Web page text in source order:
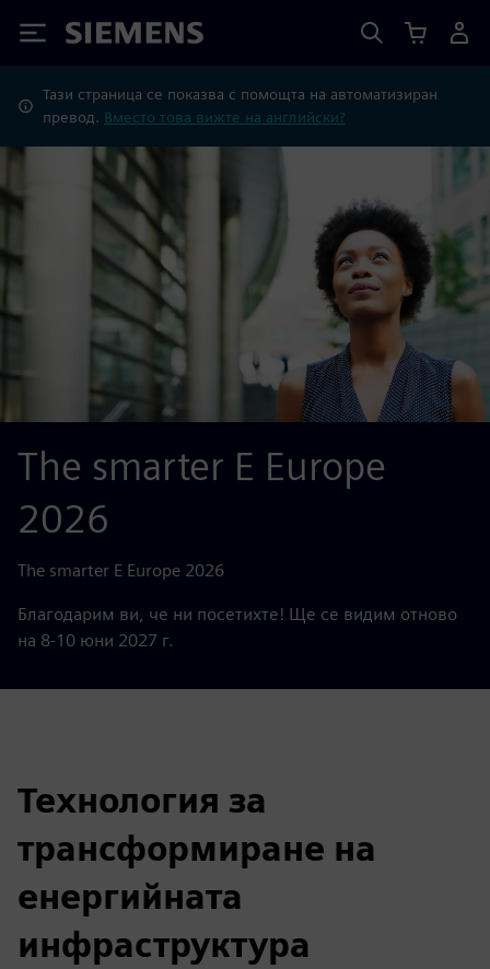
Siemens
Тази страница се показва с помощта на автоматизиран
превод. Вместо това вижте на английски?
The smarter E Europe
2026
The smarter E Europe 2026
Благодарим ви, че ни посетихте! Ще се видим отново
на 8-10 юни 2027 г.
Технология за
трансформиране на
енергийната
инфраструктура